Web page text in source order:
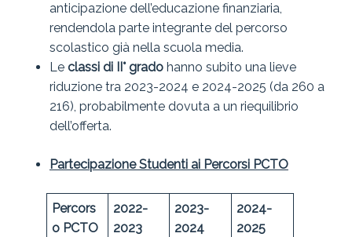
anticipazione dell’educazione finanziaria,
rendendola parte integrante del percorso
scolastico già nella scuola media.
Le classi di II° gradohanno subito una lieve
riduzione tra 2023-2024 e 2024-2025 (da 260 a
216), probabilmente dovuta a un riequilibrio
dell’offerta.
Partecipazione Studenti ai Percorsi PCTO
Percors
o PCTO
2022-
2023
2023-
2024
2024-
2025